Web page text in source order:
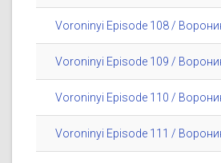
Voroninyi Episode 108 /
Voroninyi Episode 109 /
Voroninyi Episode 110 /
Voroninyi Episode 111 /